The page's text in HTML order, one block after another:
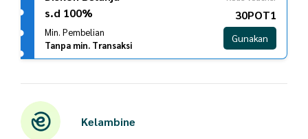
s.d 100%
Min. Pembelian
Tanpa min. Transaksi
30POT1
Gunakan
Kelambine